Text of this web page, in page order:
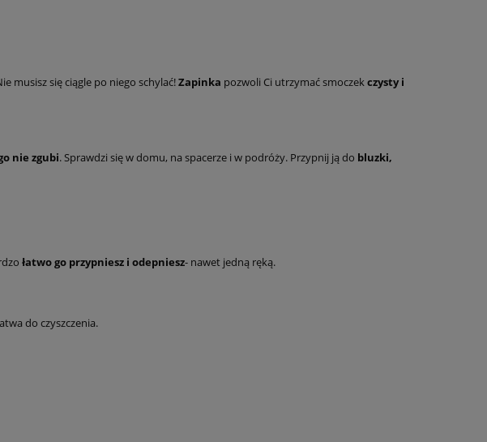
musisz się ciągle po niego schylać!Zapinka pozwoli Ci utrzymać smoczek czysty i
nie zgubi. Sprawdzi się w domu, na spacerze i w podróży. Przypnij ją do bluzki,
łatwo go przypniesz i odepniesz- nawet jedną ręką.
do czyszczenia.